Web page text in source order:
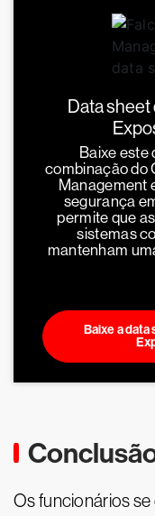
Data
Baixe este
combinação do
Management
segurança
permite que
sistemas
mantenham
Baixe a
Os funcionários